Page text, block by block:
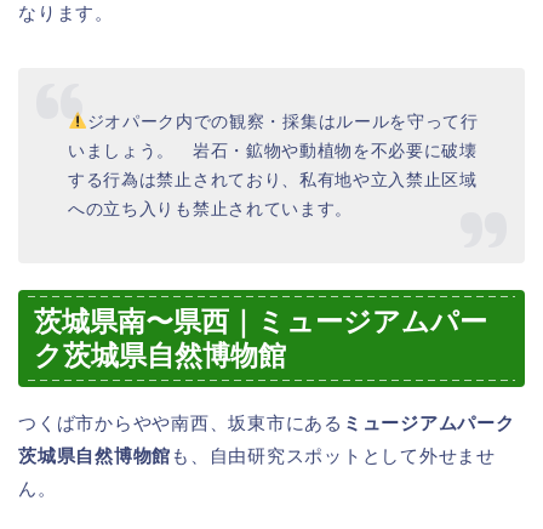
なります。
ジオパーク内での観察・採集はルールを守って行
いましょう。 岩石・鉱物や動植物を不必要に破壊
する行為は禁止されており、私有地や立入禁止区域
への立ち入りも禁止されています。
茨城県南〜県西｜ミュージアムパー
ク茨城県自然博物館
つくば市からやや南西、坂東市にある ミュージアムパーク
茨城県自然博物館 も、自由研究スポットとして外せませ
ん。